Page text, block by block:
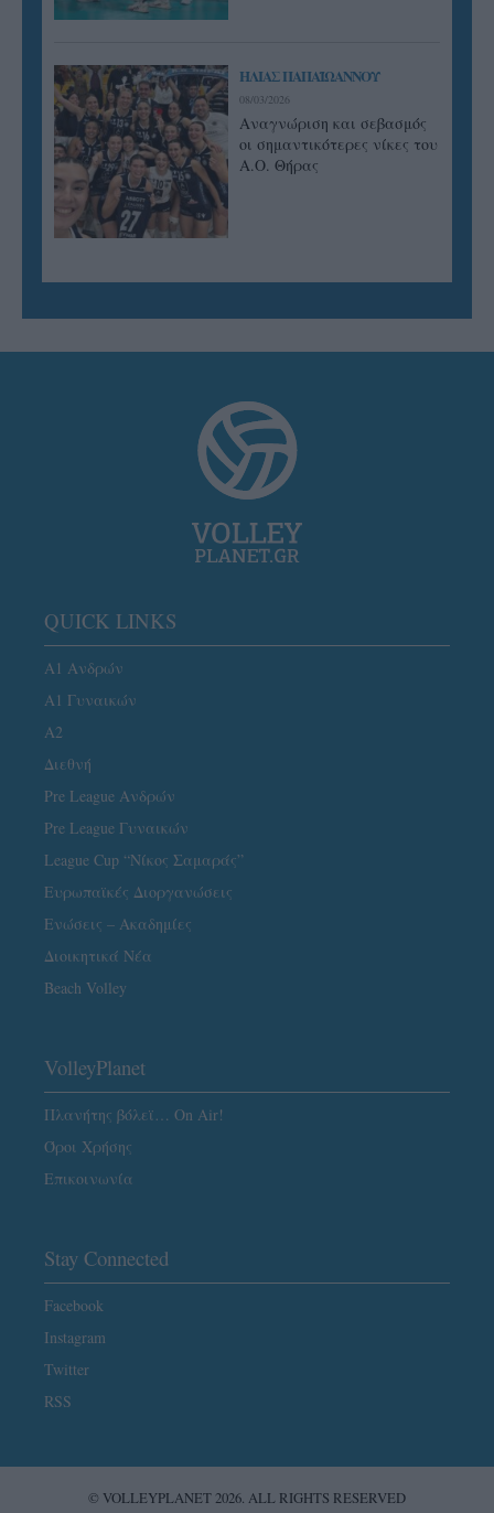
ΗΛΙΑΣ ΠΑΠΑΪΩΑΝΝΟΥ
08/03/2026
Αναγνώριση και σεβασμός
οι σημαντικότερες νίκες του
Α.Ο. Θήρας
QUICK LINKS
Α1 Ανδρών
Α1 Γυναικών
A2
Διεθνή
Pre League Ανδρών
Pre League Γυναικών
League Cup “Νίκος Σαμαράς”
Ευρωπαϊκές Διοργανώσεις
Ενώσεις – Ακαδημίες
Διοικητικά Νέα
Beach Volley
VolleyPlanet
Πλανήτης βόλεϊ… On Air!
Όροι Χρήσης
Επικοινωνία
Stay Connected
Facebook
Instagram
Twitter
RSS
© VOLLEYPLANET 2026. ALL RIGHTS RESERVED